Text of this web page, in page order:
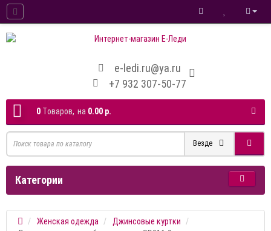
e-ledi.ru@ya.ru
+7 932 307-50-77
0 Tоваров, на 0.00 р.
Везде
Категории
Женская одежда
Джинсовые куртки